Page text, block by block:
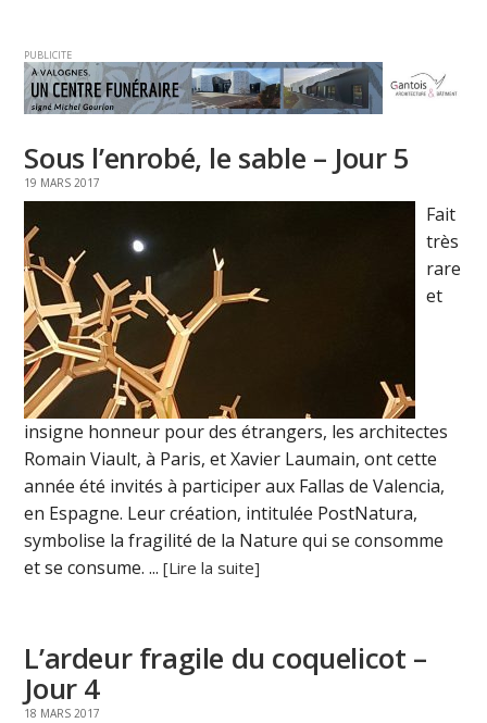
PUBLICITE
Sous l’enrobé, le sable – Jour 5
19 MARS 2017
Fait
très
rare
et
insigne honneur pour des étrangers, les architectes
Romain Viault, à Paris, et Xavier Laumain, ont cette
année été invités à participer aux Fallas de Valencia,
en Espagne. Leur création, intitulée PostNatura,
symbolise la fragilité de la Nature qui se consomme
et se consume. ...[Lire la suite]
L’ardeur fragile du coquelicot –
Jour 4
18 MARS 2017